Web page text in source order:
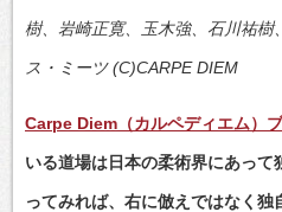
樹、岩崎正寛、玉木強、石川祐
ス・ミーツ (C)CARPE DIEM
Carpe Diem（カルペディエム）
いる道場は日本の柔術界にあっ
ってみれば、右に倣えではなく独